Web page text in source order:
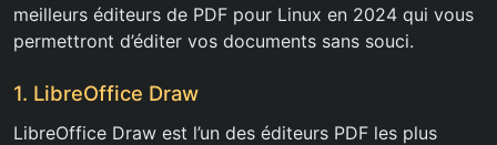
meilleurs éditeurs de PDF pour Linux en 2024 qui vous
permettront d’éditer vos documents sans souci.
1. LibreOffice Draw
LibreOffice Draw est l’un des éditeurs PDF les plus